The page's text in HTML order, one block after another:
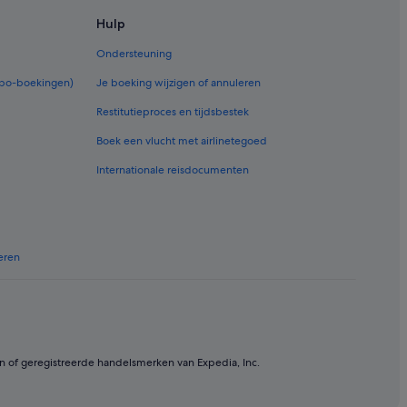
Christian
boekingen)
Hulp
Ondersteuning
Je boeking wijzigen of annuleren
Restitutieproces en tijdsbestek
Boek een vlucht met airlinetegoed
Internationale reisdocumenten
geregistreerde handelsmerken van Expedia, Inc.